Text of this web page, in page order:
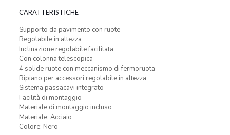
CARATTERISTICHE
Supporto da pavimento con ruote
Regolabile in altezza
Inclinazione regolabile facilitata
Con colonna telescopica
4 solide ruote con meccanismo di fermoruota
Ripiano per accessori regolabile in altezza
Sistema passacavi integrato
Facilità di montaggio
Materiale di montaggio incluso
Materiale: Acciaio
Colore: Nero